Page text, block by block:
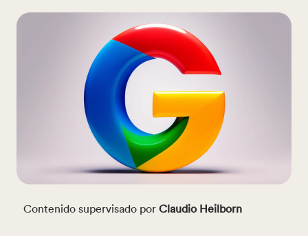
Contenido supervisado por Claudio Heilborn